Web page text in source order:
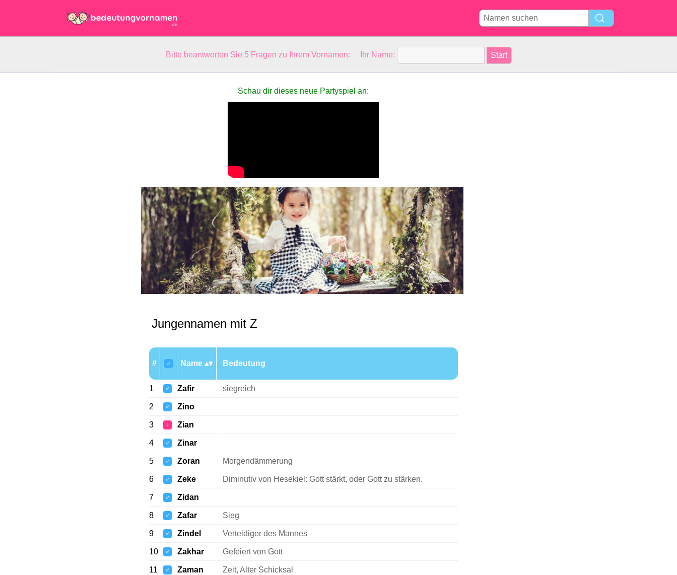
Bitte beantworten Sie 5 Fragen zu Ihrem Vornamen: Ihr Name:
Schau dir dieses neue Partyspiel an:
Jungennamen mit Z
# ♂ Name Bedeutung
1 ♂ Zafir siegreich
2 ♂ Zino
3 ♀ Zian
4 ♂ Zinar
5 ♂ Zoran Morgendämmerung
6 ♂ Zeke Diminutiv von Hesekiel: Gott stärkt, oder Gott zu stärken.
7 ♂ Zidan
8 ♂ Zafar Sieg
9 ♂ Zindel Verteidiger des Mannes
10 ♂ Zakhar Gefeiert von Gott
11 ♂ Zaman Zeit, Alter Schicksal